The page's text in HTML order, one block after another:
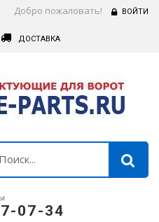
Добро пожаловать! ВОЙТИ
ДОСТАВКА
07-34